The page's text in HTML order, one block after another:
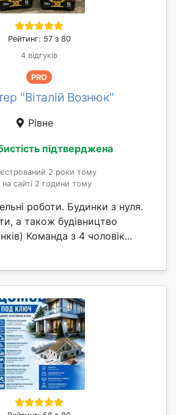
Рейтинг: 57 з 80
4 відгуків
PRO
"Віталій Вознюк"
Рівне
підтверджена
2 роки тому
на сайті 2 години тому
роботи. Будинки з нуля.
а також будівництво
Команда з 4 чоловік...